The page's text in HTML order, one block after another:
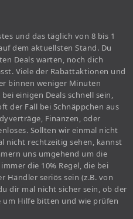
und das täglich von 8 bis 1
dem aktuellsten Stand. Du
Deals warten, noch dich
Viele der Rabattaktionen und
binnen weniger Minuten
einigen Deals schnell sein,
der Fall bei Schnäppchen aus
Finanzen, oder
Sollten wir einmal nicht
nicht rechtzeitig sehen, kannst
uns umgehend um die
die 10% Regel, die bei
Händler seriös sein (z.B. von
dir mal nicht sicher sein, ob der
um Hilfe bitten und wie prüfen